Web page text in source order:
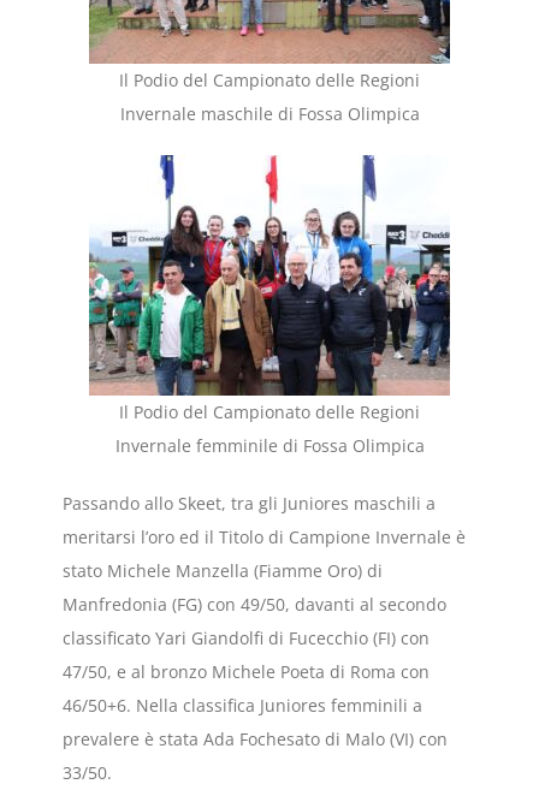
Il Podio del Campionato delle Regioni
Invernale maschile di Fossa Olimpica
Il Podio del Campionato delle Regioni
Invernale femminile di Fossa Olimpica
Passando allo Skeet, tra gli Juniores maschili a
meritarsi l’oro ed il Titolo di Campione Invernale è
stato Michele Manzella (Fiamme Oro) di
Manfredonia (FG) con 49/50, davanti al secondo
classificato Yari Giandolfi di Fucecchio (FI) con
47/50, e al bronzo Michele Poeta di Roma con
46/50+6. Nella classifica Juniores femminili a
prevalere è stata Ada Fochesato di Malo (VI) con
33/50.